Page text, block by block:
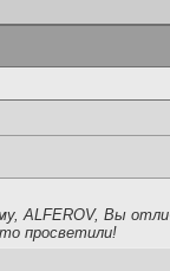
ALFEROV, Вы
просветили!